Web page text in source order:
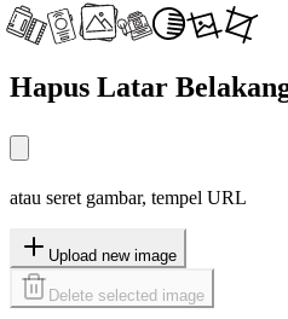
Hapus Latar
atau seret gambar, tempel URL
Upload new image
Delete selected image